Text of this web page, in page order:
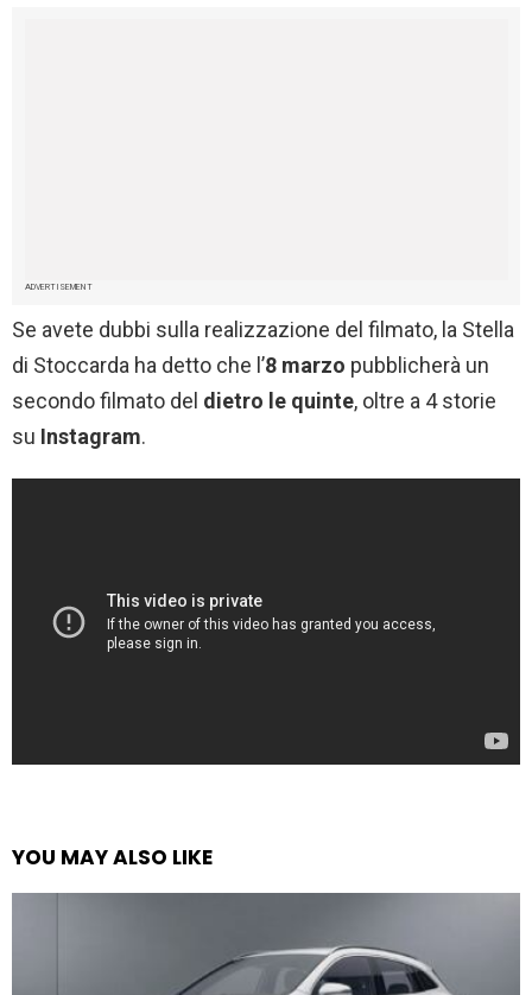
ADVERTISEMENT
Se avete dubbi sulla realizzazione del filmato, la Stella
di Stoccarda ha detto che l’8 marzo pubblicherà un
secondo filmato del dietro le quinte, oltre a 4 storie
su Instagram.
YOU MAY ALSO LIKE